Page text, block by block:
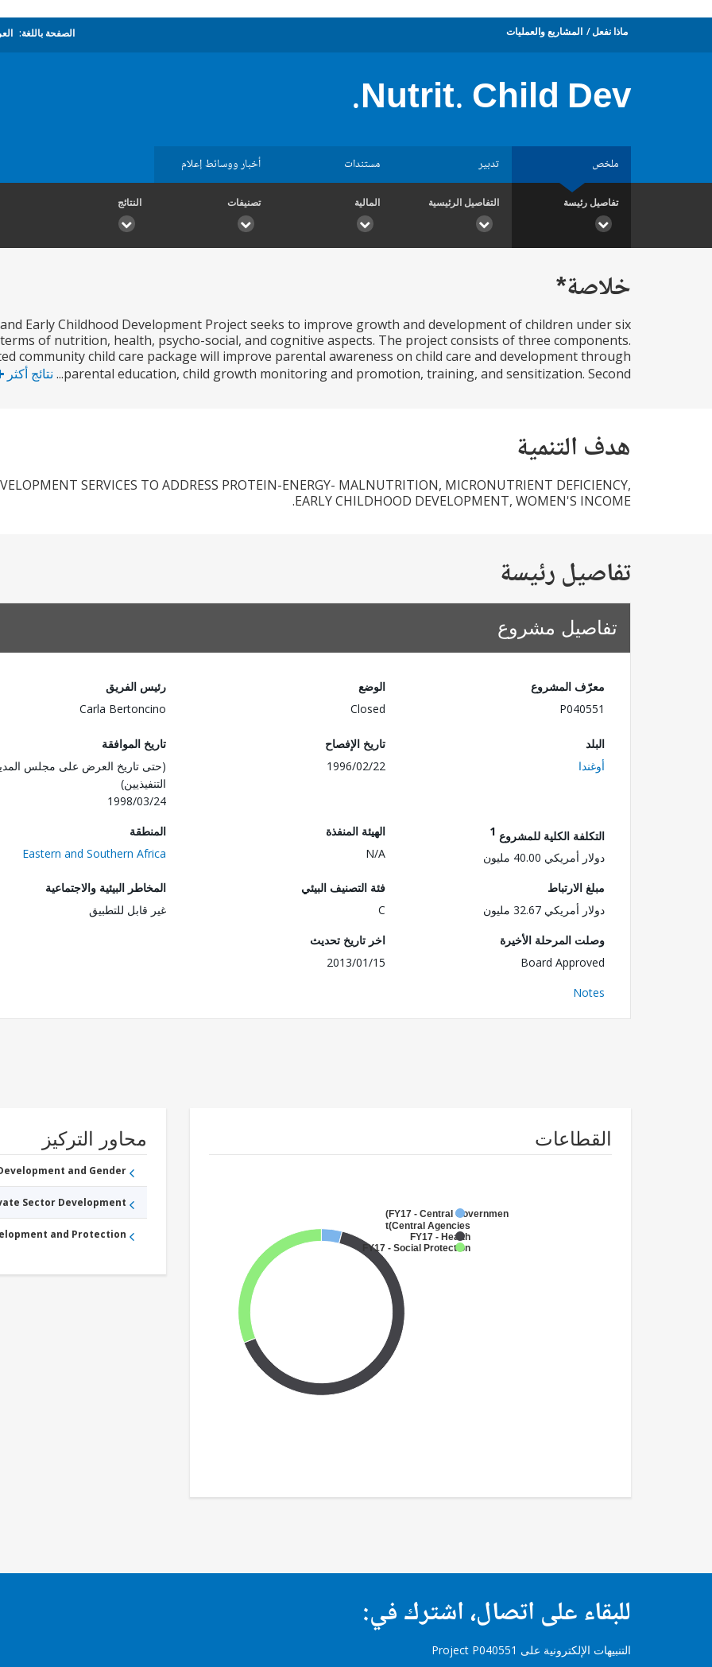
ماذا نفعل المشاريع والعمليات الصفحة باللغة:
Nutrit. Child Dev.
ملخص تدبير مستندات أخبار ووسائط إعلام
تفاصيل رئيسة التفاصيل الرئيسية المالية تصنيفات النتائج
خلاصة*
Early Childhood Development Project seeks to improve growth and development of children under six
of nutrition, health, psycho-social, and cognitive aspects. The project consists of three components.
community child care package will improve parental awareness on child care and development through
parental education, child growth monitoring and promotion, training, and sensitization. Second...
نتائج أكثر
هدف التنمية
SERVICES TO ADDRESS PROTEIN-ENERGY- MALNUTRITION, MICRONUTRIENT DEFICIENCY,
EARLY CHILDHOOD DEVELOPMENT, WOMEN'S INCOME.
تفاصيل رئيسة
تفاصيل مشروع
معرّف المشروع
P040551
الوضع
Closed
رئيس الفريق
Carla Bertoncino
البلد
أوغندا
تاريخ الإفصاح
1996/02/22
تاريخ الموافقة
(حتى تاريخ العرض على مجلس
التنفيذيين)
1998/03/24
التكلفة الكلية للمشروع 1
دولار أمريكي 40.00 مليون
الهيئة المنفذة
N/A
المنطقة
Eastern and Southern Africa
مبلغ الارتباط
دولار أمريكي 32.67 مليون
فئة التصنيف البيئي
C
المخاطر البيئية والاجتماعية
غير قابل للتطبيق
وصلت المرحلة الأخيرة
Board Approved
اخر تاريخ تحديث
2013/01/15
Notes
القطاعات
FY17 - Central Government
(Central Agencies
)
FY17 - Health
FY17 - Social Protection
محاور التركيز
and Gender
Sector Development
and Protection
للبقاء على اتصال، اشترك في:
التنبيهات الإلكترونية على Project P040551